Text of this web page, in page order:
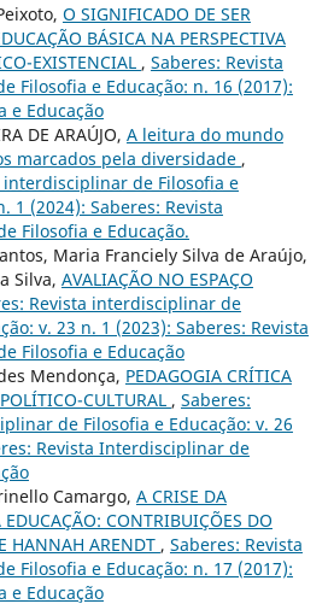
O SIGNIFICADO DE SER
BÁSICA NA PERSPECTIVA
EXISTENCIAL , Saberes: Revista
Filosofia e Educação: n. 16 (2017):
e Educação
DE ARAÚJO, A leitura do mundo
marcados pela diversidade ,
interdisciplinar de Filosofia e
1 (2024): Saberes: Revista
Filosofia e Educação.
Maria Franciely Silva de Araújo,
Silva, AVALIAÇÃO NO ESPAÇO
Revista interdisciplinar de
v. 23 n. 1 (2023): Saberes: Revista
Filosofia e Educação
Mendonça, PEDAGOGIA CRÍTICA
CULTURAL , Saberes:
de Filosofia e Educação: v. 26
Revista Interdisciplinar de
Camargo, A CRISE DA
CONTRIBUIÇÕES DO
HANNAH ARENDT , Saberes: Revista
Filosofia e Educação: n. 17 (2017):
e Educação